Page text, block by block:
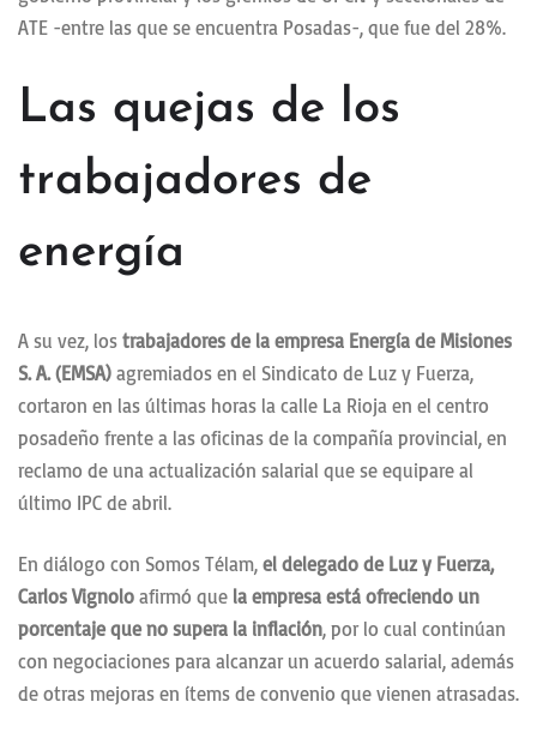
ATE -entre las que se encuentra Posadas-, que fue del 28%.
Las quejas de los
trabajadores de
energía
A su vez, los trabajadores de la empresa Energía de Misiones
S. A. (EMSA) agremiados en el Sindicato de Luz y Fuerza,
cortaron en las últimas horas la calle La Rioja en el centro
posadeño frente a las oficinas de la compañía provincial, en
reclamo de una actualización salarial que se equipare al
último IPC de abril.
En diálogo con Somos Télam, el delegado de Luz y Fuerza,
Carlos Vignolo afirmó que la empresa está ofreciendo un
porcentaje que no supera la inflación, por lo cual continúan
con negociaciones para alcanzar un acuerdo salarial, además
de otras mejoras en ítems de convenio que vienen atrasadas.